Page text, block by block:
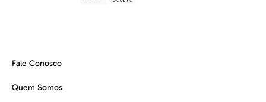
Fale Conosco
Quem Somos